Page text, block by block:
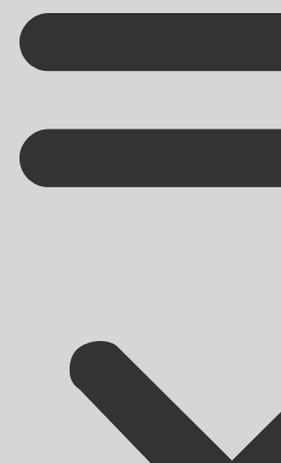
Kontakt på +45 70 13 63 23
PPC
Her finder du blogindlæg om SEO og
online markedsføring. Du får desuden